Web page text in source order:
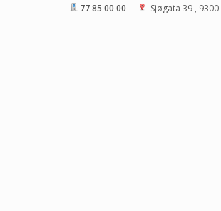
77 85 00 00 Sjøgata 39 , 9300